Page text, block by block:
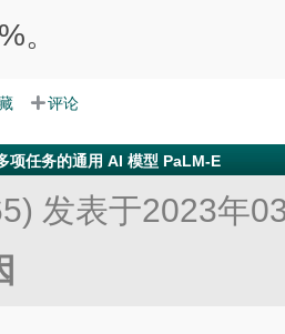
。
评论
项任务的通用 AI 模型 PaLM-E
发表于2023年